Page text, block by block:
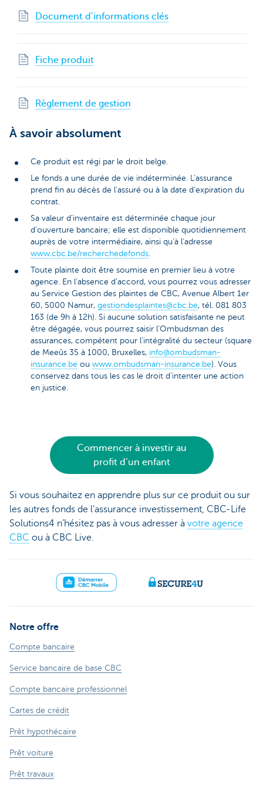
Document d’informations clés
Fiche produit
Règlement de gestion
À savoir absolument
Ce produit est régi par le droit belge.
Le fonds a une durée de vie indéterminée. L’assurance
prend fin au décès de l’assuré ou à la date d’expiration du
contrat.
Sa valeur d’inventaire est déterminée chaque jour
d’ouverture bancaire; elle est disponible quotidiennement
auprès de votre intermédiaire, ainsi qu’à l’adresse
www.cbc.be/recherchedefonds
Toute plainte doit être soumise en premier lieu à votre
agence. En l’absence d’accord, vous pourrez vous adresser
au Service Gestion des plaintes de CBC, Avenue Albert 1er
60, 5000 Namur, gestiondesplaintes@cbc.be, tél. 081 803
163 (de 9h à 12h). Si aucune solution satisfaisante ne peut
être dégagée, vous pourrez saisir l’Ombudsman des
assurances, compétent pour l’intégralité du secteur (square
de Meeûs 35 à 1000, Bruxelles, info@ombudsman-
insurance.be ou www.ombudsman-insurance.be). Vous
conservez dans tous les cas le droit d’intenter une action
en justice.
Commencer à investir au
profit d’un enfant
Si vous souhaitez en apprendre plus sur ce produit ou sur
les autres fonds de l’assurance investissement, CBC-Life
Solutions4 n’hésitez pas à vous adresser à votre agence
CBC ou à CBC Live.
Notre offre
Compte bancaire
Service bancaire de base CBC
Compte bancaire professionnel
Cartes de crédit
Prêt hypothécaire
Prêt voiture
Prêt travaux